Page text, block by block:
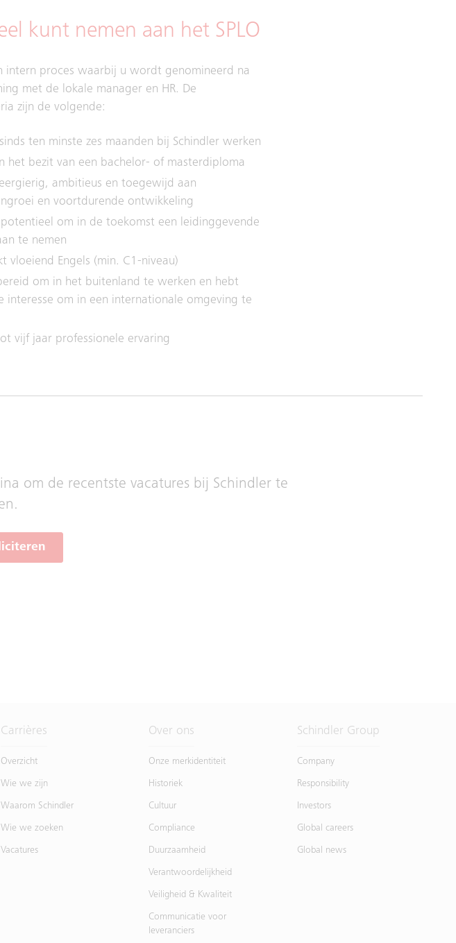
kunt nemen aan het SPLO
intern proces waarbij u wordt genomineerd na
met de lokale manager en HR. De
zijn de volgende:
ten minste zes maanden bij Schindler werken
het bezit van een bachelor- of masterdiploma
ambitieus en toegewijd aan
en voortdurende ontwikkeling
om in de toekomst een leidinggevende
te nemen
vloeiend Engels (min. C1-niveau)
om in het buitenland te werken en hebt
interesse om in een internationale omgeving te
vijf jaar professionele ervaring
om de recentste vacatures bij Schindler te
Carrières
Overzicht
Wie we zijn
Waarom Schindler
Wie we zoeken
Vacatures
Over ons
Onze merkidentiteit
Historiek
Cultuur
Compliance
Duurzaamheid
Verantwoordelijkheid
Veiligheid & Kwaliteit
Communicatie voor
leveranciers
Schindler Group
Company
Responsibility
Investors
Global careers
Global news